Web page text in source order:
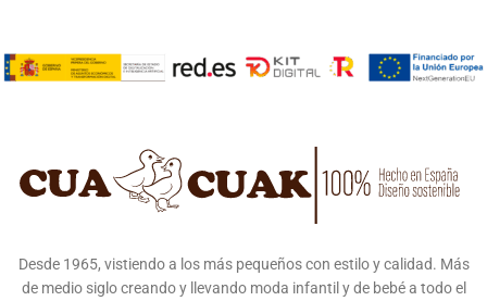
Desde 1965, vistiendo a los más pequeños con estilo y calidad. Más
de medio siglo creando y llevando moda infantil y de bebé a todo el